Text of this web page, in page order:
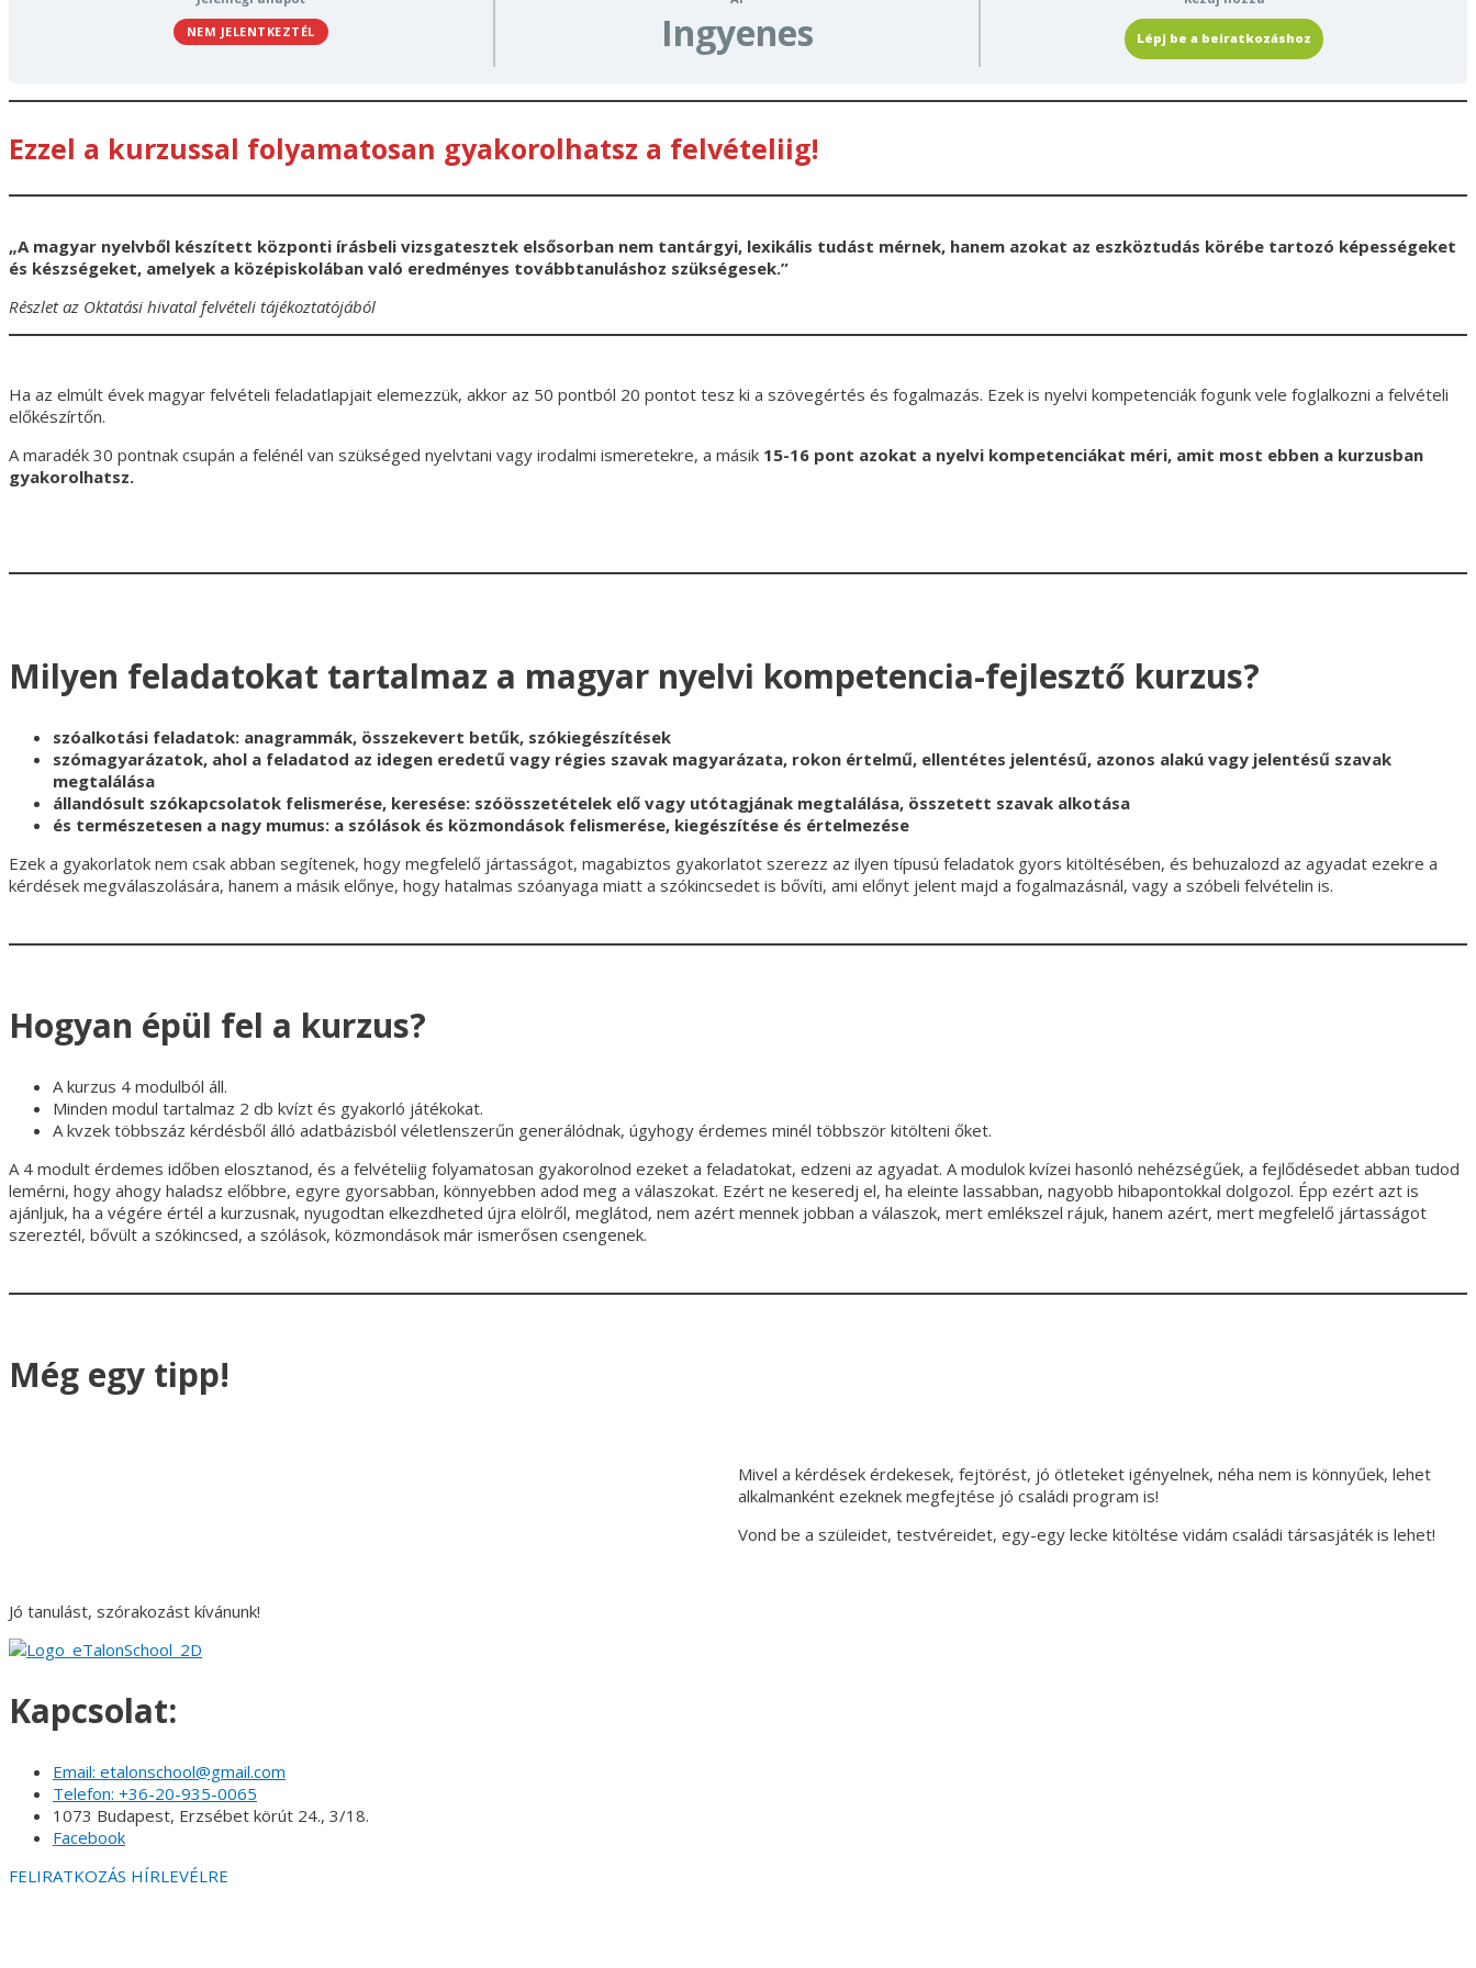
NEM JELENTKEZTÉL Ingyenes Lépj be a beiratkozáshoz
Ezzel a kurzussal folyamatosan gyakorolhatsz a felvételiig!
„A magyar nyelvből készített központi írásbeli vizsgatesztek elsősorban nem tantárgyi, lexikális tudást mérnek, hanem azokat az eszköztudás körébe tartozó képességeket
és készségeket, amelyek a középiskolában való eredményes továbbtanuláshoz szükségesek.”
Részlet az Oktatási hivatal felvételi tájékoztatójából
Ha az elmúlt évek magyar felvételi feladatlapjait elemezzük, akkor az 50 pontból 20 pontot tesz ki a szövegértés és fogalmazás. Ezek is nyelvi kompetenciák fogunk vele foglalkozni a felvételi
előkészírtőn.
A maradék 30 pontnak csupán a felénél van szükséged nyelvtani vagy irodalmi ismeretekre, a másik 15-16 pont azokat a nyelvi kompetenciákat méri, amit most ebben a kurzusban
gyakorolhatsz.
Milyen feladatokat tartalmaz a magyar nyelvi kompetencia-fejlesztő kurzus?
szóalkotási feladatok: anagrammák, összekevert betűk, szókiegészítések
szómagyarázatok, ahol a feladatod az idegen eredetű vagy régies szavak magyarázata, rokon értelmű, ellentétes jelentésű, azonos alakú vagy jelentésű szavak
megtalálása
állandósult szókapcsolatok felismerése, keresése: szóösszetételek elő vagy utótagjának megtalálása, összetett szavak alkotása
és természetesen a nagy mumus: a szólások és közmondások felismerése, kiegészítése és értelmezése
Ezek a gyakorlatok nem csak abban segítenek, hogy megfelelő jártasságot, magabiztos gyakorlatot szerezz az ilyen típusú feladatok gyors kitöltésében, és behuzalozd az agyadat ezekre a
kérdések megválaszolására, hanem a másik előnye, hogy hatalmas szóanyaga miatt a szókincsedet is bővíti, ami előnyt jelent majd a fogalmazásnál, vagy a szóbeli felvételin is.
Hogyan épül fel a kurzus?
A kurzus 4 modulból áll.
Minden modul tartalmaz 2 db kvízt és gyakorló játékokat.
A kvzek többszáz kérdésből álló adatbázisból véletlenszerűn generálódnak, úgyhogy érdemes minél többször kitölteni őket.
A 4 modult érdemes időben elosztanod, és a felvételiig folyamatosan gyakorolnod ezeket a feladatokat, edzeni az agyadat. A modulok kvízei hasonló nehézségűek, a fejlődésedet abban tudod
lemérni, hogy ahogy haladsz előbbre, egyre gyorsabban, könnyebben adod meg a válaszokat. Ezért ne keseredj el, ha eleinte lassabban, nagyobb hibapontokkal dolgozol. Épp ezért azt is
ajánljuk, ha a végére értél a kurzusnak, nyugodtan elkezdheted újra elölről, meglátod, nem azért mennek jobban a válaszok, mert emlékszel rájuk, hanem azért, mert megfelelő jártasságot
szereztél, bővült a szókincsed, a szólások, közmondások már ismerősen csengenek.
Még egy tipp!
Mivel a kérdések érdekesek, fejtörést, jó ötleteket igényelnek, néha nem is könnyűek, lehet
alkalmanként ezeknek megfejtése jó családi program is!
Vond be a szüleidet, testvéreidet, egy-egy lecke kitöltése vidám családi társasjáték is lehet!
Jó tanulást, szórakozást kívánunk!
Kapcsolat:
Email: etalonschool@gmail.com
Telefon: +36-20-935-0065
1073 Budapest, Erzsébet körút 24., 3/18.
Facebook
FELIRATKOZÁS HÍRLEVÉLRE